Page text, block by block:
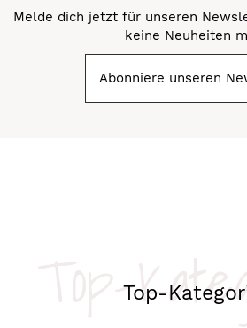
Melde dich jetzt für unseren
keine Neuheiten
Abonniere unseren
Top-
Top-